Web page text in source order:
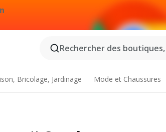
Rechercher des
Bricolage, Jardinage Mode et Chaussures